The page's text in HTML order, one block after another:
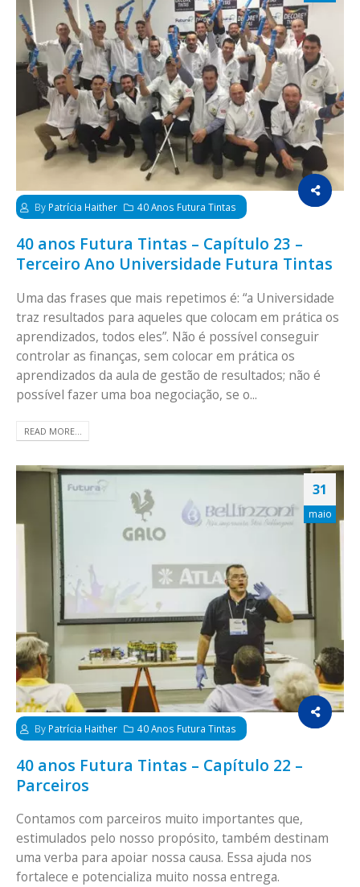
By Patrícia Haither 40 Anos Futura Tintas
40 anos Futura Tintas – Capítulo 23 –
Terceiro Ano Universidade Futura Tintas
Uma das frases que mais repetimos é: “a Universidade
traz resultados para aqueles que colocam em prática os
aprendizados, todos eles”. Não é possível conseguir
controlar as finanças, sem colocar em prática os
aprendizados da aula de gestão de resultados; não é
possível fazer uma boa negociação, se o...
READ MORE...
31
maio
By Patrícia Haither 40 Anos Futura Tintas
40 anos Futura Tintas – Capítulo 22 –
Parceiros
Contamos com parceiros muito importantes que,
estimulados pelo nosso propósito, também destinam
uma verba para apoiar nossa causa. Essa ajuda nos
fortalece e potencializa muito nossa entrega.